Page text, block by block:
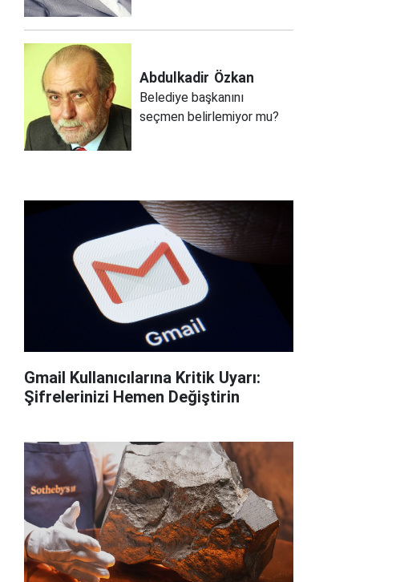
Abdulkadir Özkan
Belediye başkanını
seçmen belirlemiyor mu?
Gmail Kullanıcılarına Kritik Uyarı:
Şifrelerinizi Hemen Değiştirin